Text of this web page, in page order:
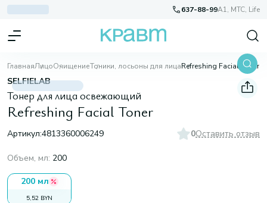
637-88-99A1, МТС, Life
ГлавнаяЛицоОчищениеТоники, лосьоны для лицаRefreshing Facial Toner
SELFIELAB
Тонер для лица освежающий
Refreshing Facial Toner
Артикул:4813360006249 0Оставить отзыв
Объем, мл: 200
200 мл
5,52 BYN